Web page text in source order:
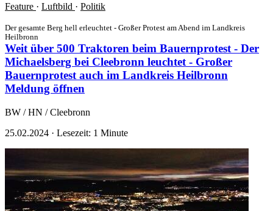
Feature · Luftbild · Politik
Der gesamte Berg hell erleuchtet - Großer Protest am Abend im Landkreis
Heilbronn
Weit über 500 Traktoren beim Bauernprotest - Der
Michaelsberg bei Cleebronn leuchtet - Großer
Bauernprotest auch im Landkreis Heilbronn
Meldung öffnen
BW / HN / Cleebronn
25.02.2024 · Lesezeit: 1 Minute